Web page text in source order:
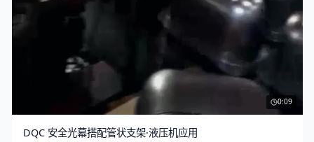
0:09
DQC 安全光幕搭配管状支架·液压机应用